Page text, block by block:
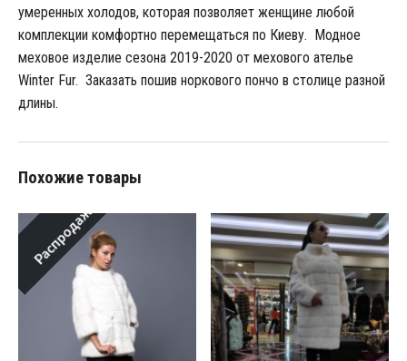
умеренных холодов, которая позволяет женщине любой
комплекции комфортно перемещаться по Киеву. Модное
меховое изделие сезона 2019-2020 от мехового ателье
Winter Fur. Заказать пошив норкового пончо в столице разной
длины.
Похожие товары
Распродажа!